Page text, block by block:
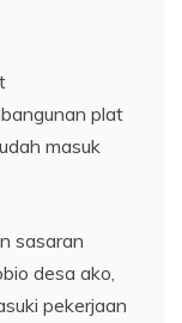
plat
masuk
sasaran
desa ako,
pekerjaan